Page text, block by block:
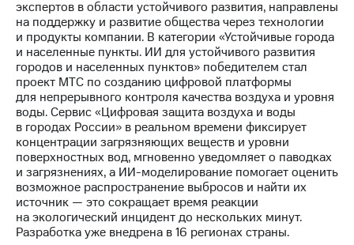
Пригласить
спикера
и акционерам
Корпоративное
управление
Корпоративный
секретарь
Раскрытие
информации
Информация
акционерам
Документы
ПАО
"МТС"
экспертов в области устойчивого развития, направлены
на поддержку и развитие общества через технологии
и продукты компании. В категории «Устойчивые города
и населенные пункты. ИИ для устойчивого развития
городов и населенных пунктов» победителем стал
проект МТС по созданию цифровой платформы
для непрерывного контроля качества воздуха и уровня
воды. Сервис «Цифровая защита воздуха и воды
в городах России» в реальном времени фиксирует
концентрации загрязняющих веществ и уровни
поверхностных вод, мгновенно уведомляет о паводках
и загрязнениях, а ИИ-моделирование помогает оценить
возможное распространение выбросов и найти их
источник — это сокращает время реакции
на экологический инцидент до нескольких минут.
Разработка уже внедрена в 16 регионах страны.